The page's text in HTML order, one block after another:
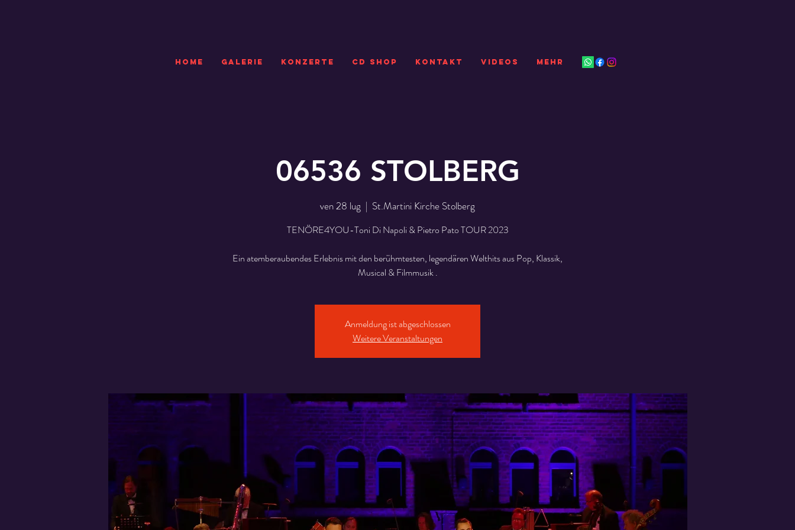
HOME GALERIE KONZERTE CD SHOP Kontakt VIDEOS Mehr
06536 STOLBERG
ven 28 lug
  |
St.Martini Kirche Stolberg
TENÖRE4YOU-Toni Di Napoli & Pietro Pato TOUR 2023
Ein atemberaubendes Erlebnis mit den berühmtesten, legendären Welthits aus Pop, Klassik,
Musical & Filmmusik .
Anmeldung ist abgeschlossen
Weitere Veranstaltungen